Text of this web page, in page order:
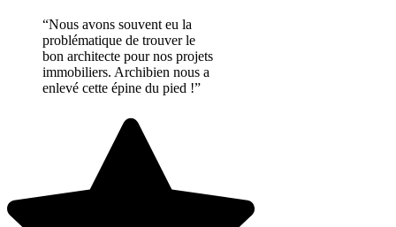
“Nous avons souvent eu la
problématique de trouver le
bon architecte pour nos projets
immobiliers. Archibien nous a
enlevé cette épine du pied !”